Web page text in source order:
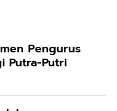
Pengurus
Putra-Putri